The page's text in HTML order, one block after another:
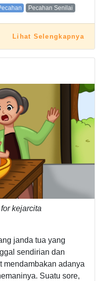
Pecahan Senilai
Lihat Selengkapnya
kejarcita
janda tua yang
sendirian dan
mendambakan adanya
Suatu sore,